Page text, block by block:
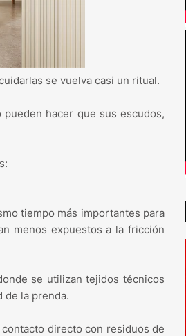
se vuelva casi un ritual.
hacer que sus escudos,
tiempo más importantes para
menos expuestos a la fricción
se utilizan tejidos técnicos
de la prenda.
directo con residuos de